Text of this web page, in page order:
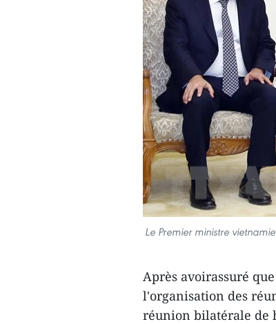
Le Premier ministre
Après avoirassuré
l'organisation des
réunion bilatérale de